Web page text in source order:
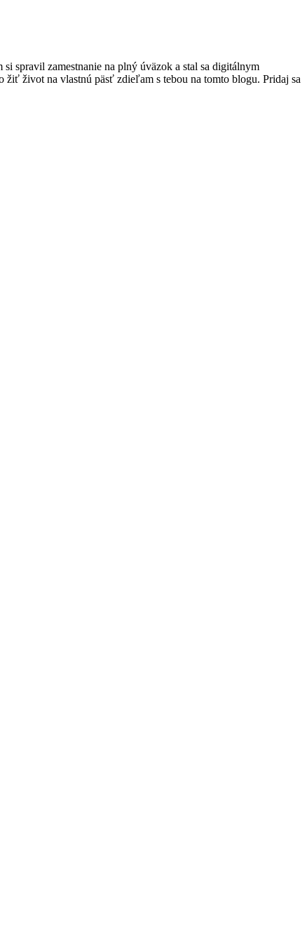
spravil zamestnanie na plný úväzok a stal sa digitálnym
život na vlastnú päsť zdieľam s tebou na tomto blogu. Pridaj sa